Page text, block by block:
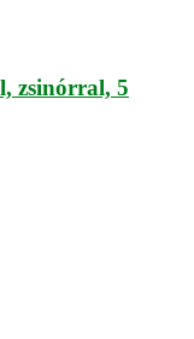
zsinórral, 5